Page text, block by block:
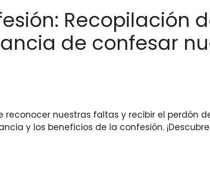
Recopilación
de confesar
nuestras faltas y recibir el perdón
y los beneficios de la confesión.